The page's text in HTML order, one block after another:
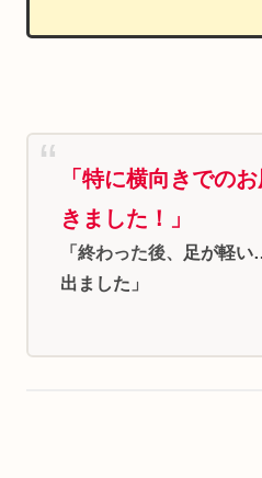
「特に横向きでの
きました！」
「終わった後、
足が軽い
出ました 」